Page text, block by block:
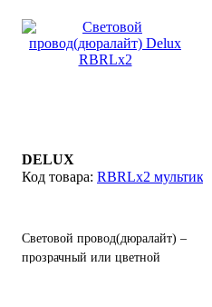
декоративной подсветки
деревьев, зданий и других
объектов. Цвет: белый.
DELUX
RBRLx2
Световой провод(дюралайт) –
прозрачный или цветной